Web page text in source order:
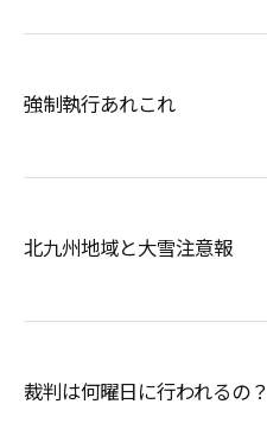
強制執行あれこれ
北九州地域と大雪注意報
裁判は何曜日に行われるの？